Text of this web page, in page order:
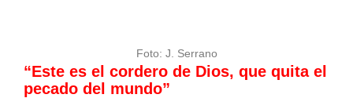
Foto: J. Serrano
“Este es el cordero de Dios, que quita el
pecado del mundo”